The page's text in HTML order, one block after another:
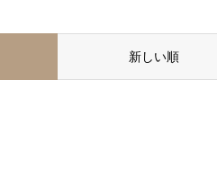
新しい順